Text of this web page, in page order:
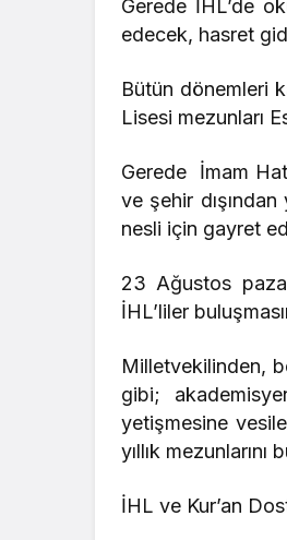
Gerede İHL’de
edecek, hasret
Bütün dönemleri
Lisesi mezunları
Gerede İmam
ve şehir
nesli için gayret
23 Ağustos
İHL’liler
Milletvekilinden,
gibi;
yetişmesine
yıllık mezunlarını
İHL ve Kur’an